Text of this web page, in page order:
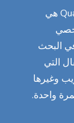
Quanzhou Energy Babycare Co., Ltd هي
البحث
التي
وغيرها
واحدة.